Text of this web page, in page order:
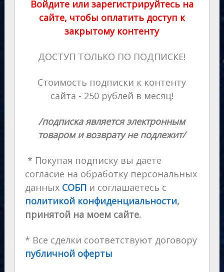
Войдите или зарегистрируйтесь на
сайте, чтобы оплатить доступ к
закрытому контенту
ДОСТУП ТОЛЬКО ПО ПОДПИСКЕ!
Стоимость подписки к контенту
сайта - 250 рублей в месяц!
/подписка является электронным
товаром и возврату не подлежит/
* Покупая подписку вы даете
согласие на обработку персональных
данных СОБП и соглашаетесь с
политикой конфиденциальности,
принятой на моем сайте.
* Все сделки соответствуют договору
публичной оферты